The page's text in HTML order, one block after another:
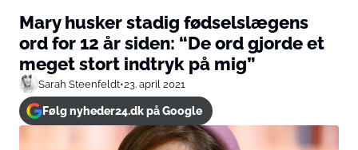
Mary husker stadig fødselslægens
ord for 12 år siden: “De ord gjorde et
meget stort indtryk på mig”
Sarah Steenfeldt•23. april 2021
Følg nyheder24.dk på Google